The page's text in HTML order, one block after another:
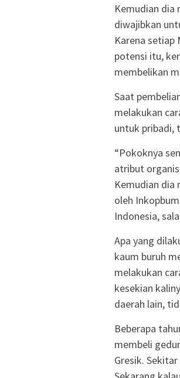
Kemudian dia
diwajibkan
Karena setiap
potensi itu,
membelikan
Saat
melakukan
untuk pribadi,
“Pokoknya
atribut
Kemudian dia
oleh
Indonesia,
Apa yang
kaum buruh
melakukan
kesekian
daerah lain,
Beberapa
membeli
Gresik.